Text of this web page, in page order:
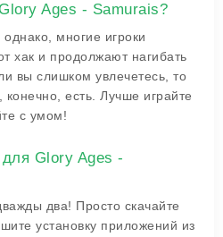
Ages - Samurais?
однако, многие игроки
хак и продолжают нагибать
вы слишком увлечетесь, то
есть. Лучше играйте
с умом!
Glory Ages -
два! Просто скачайте
установку приложений из